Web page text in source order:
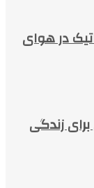
در هوای
زندگی